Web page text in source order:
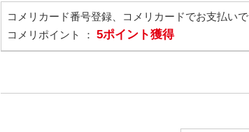
コメリカード番号登録、コメリカードでお支払いで
コメリポイント ： 5ポイント獲得